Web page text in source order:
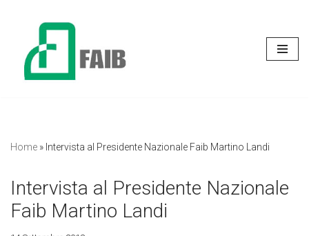
contenuto
Home » Intervista al Presidente Nazionale Faib Martino Landi
Intervista al Presidente Nazionale
Faib Martino Landi